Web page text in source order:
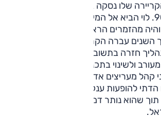
ובתחילת שנות ה-90. לוי הביא אל המיינסטרים הישראלי הגשה
מהזמרים הראשונים בז'אנר שמילאו
השנים עברה הקריירה שלו תהפוכות
חזרה בתשובה שהוביל להפסקה זמנית
ולשינוי בתכני שיריו, אך הוא שמר על
קהל מעריצים אדוק. בעשורים האחרונים
הדתי להופעות ענק ומשתף פעולה עם אמנים
שהוא נותר דמות כריזמטית וייחודית
.